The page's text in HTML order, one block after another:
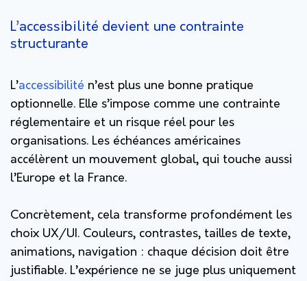
L’accessibilité devient une contrainte
structurante
L’accessibilité n’est plus une bonne pratique
optionnelle. Elle s’impose comme une contrainte
réglementaire et un risque réel pour les
organisations. Les échéances américaines
accélèrent un mouvement global, qui touche aussi
l’Europe et la France.
Concrètement, cela transforme profondément les
choix UX/UI. Couleurs, contrastes, tailles de texte,
animations, navigation : chaque décision doit être
justifiable. L’expérience ne se juge plus uniquement